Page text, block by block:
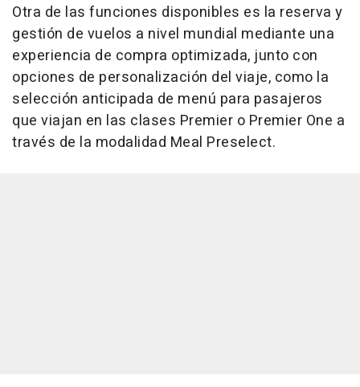
Otra de las funciones disponibles es la reserva y
gestión de vuelos a nivel mundial mediante una
experiencia de compra optimizada, junto con
opciones de personalización del viaje, como la
selección anticipada de menú para pasajeros
que viajan en las clases Premier o Premier One a
través de la modalidad Meal Preselect.